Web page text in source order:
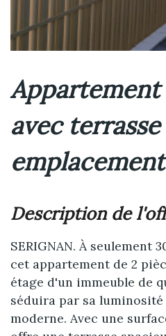
Appartement 2 pièces
avec terrasse
description de
SERIGNAN. À seulement
cet appartement de 2
étage d'un immeuble de
séduira par sa
moderne. Avec une